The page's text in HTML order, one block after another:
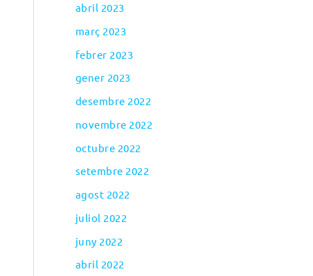
abril 2023
març 2023
febrer 2023
gener 2023
desembre 2022
novembre 2022
octubre 2022
setembre 2022
agost 2022
juliol 2022
juny 2022
abril 2022